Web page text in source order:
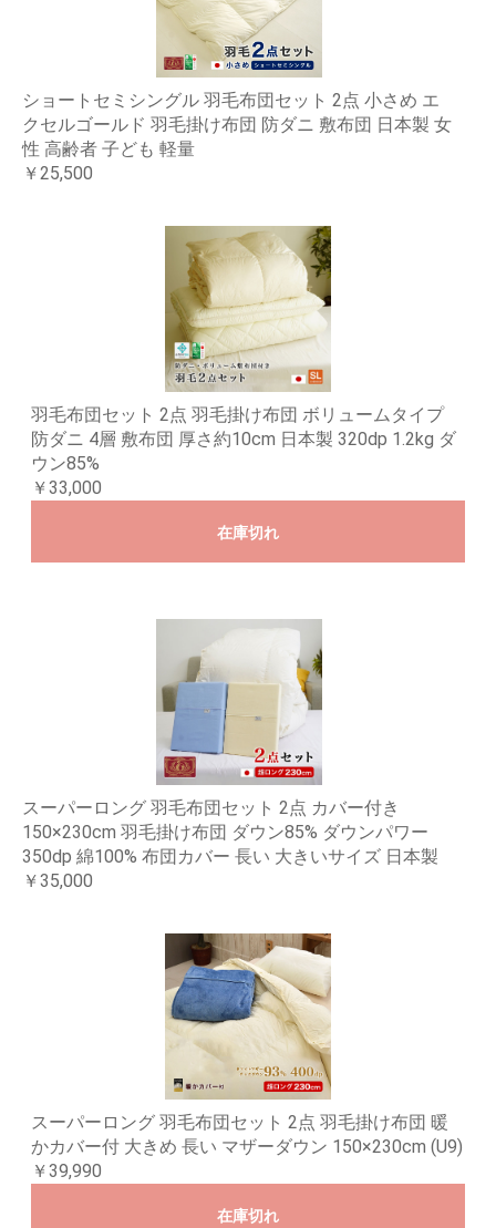
ショートセミシングル 羽毛布団セット 2点 小さめ エ
クセルゴールド 羽毛掛け布団 防ダニ 敷布団 日本製 女
性 高齢者 子ども 軽量
￥25,500
羽毛布団セット 2点 羽毛掛け布団 ボリュームタイプ
防ダニ 4層 敷布団 厚さ約10cm 日本製 320dp 1.2kg ダ
ウン85%
￥33,000
在庫切れ
スーパーロング 羽毛布団セット 2点 カバー付き
150×230cm 羽毛掛け布団 ダウン85% ダウンパワー
350dp 綿100% 布団カバー 長い 大きいサイズ 日本製
￥35,000
スーパーロング 羽毛布団セット 2点 羽毛掛け布団 暖
かカバー付 大きめ 長い マザーダウン 150×230cm (U9)
￥39,990
在庫切れ